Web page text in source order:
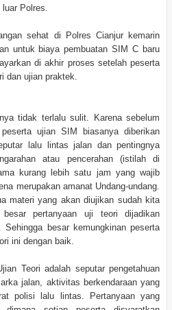
luar Polres.
sehat di Polres Cianjur kemarin
untuk biaya pembuatan SIM C baru
di akhir proses setelah peserta
dan ujian praktek.
tidak terlalu sulit. Karena sebelum
ujian SIM biasanya diberikan
lalu lintas jalan dan pentingnya
atau pencerahan (istilah di
kurang lebih satu jam yang wajib
merupakan amanat Undang-undang.
materi yang akan diujikan sudah kita
pertanyaan uji teori dijadikan
besar kemungkinan peserta
ini dengan baik.
Teori adalah seputar pengetahuan
jalan, aktivitas berkendaraan yang
polisi lalu lintas. Pertanyaan yang